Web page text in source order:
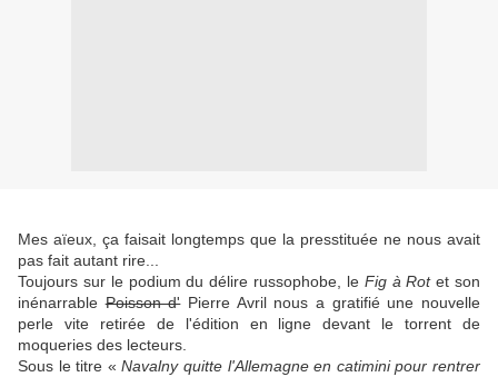
Mes aïeux, ça faisait longtemps que la presstituée ne nous avait
pas fait autant rire...
Toujours sur le podium du délire russophobe, le Fig à Rotet son
inénarrablePoisson d'Pierre Avril nous a gratifié une nouvelle
perle vite retirée de l'édition en ligne devant le torrent de
moqueries des lecteurs.
Sous le titre «Navalny quitte l'Allemagne en catimini pour rentrer